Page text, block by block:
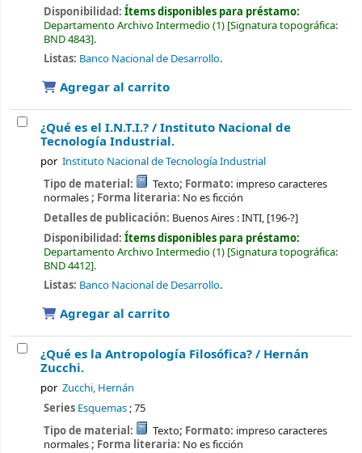
Disponibilidad: Ítems disponibles para préstamo:
Departamento Archivo Intermedio(1) Signatura topográfica:
BND 4843 .
Listas: Banco Nacional de Desarrollo.
Agregar al carrito
¿Qué es el I.N.T.I.? /Instituto Nacional de
Tecnología Industrial.
por Instituto Nacional de Tecnología Industrial
Tipo de material: Texto; Formato: impreso caracteres
normales; Forma literaria: No es ficción
Detalles de publicación: Buenos Aires :INTI, [196-?]
Disponibilidad: Ítems disponibles para préstamo:
Departamento Archivo Intermedio(1) Signatura topográfica:
BND 4412 .
Listas: Banco Nacional de Desarrollo.
Agregar al carrito
¿Qué es la Antropología Filosófica? / Hernán
Zucchi.
por Zucchi, Hernán
Series Esquemas; 75
Tipo de material:
Texto; Formato: impreso caracteres
normales; Forma literaria: No es ficción